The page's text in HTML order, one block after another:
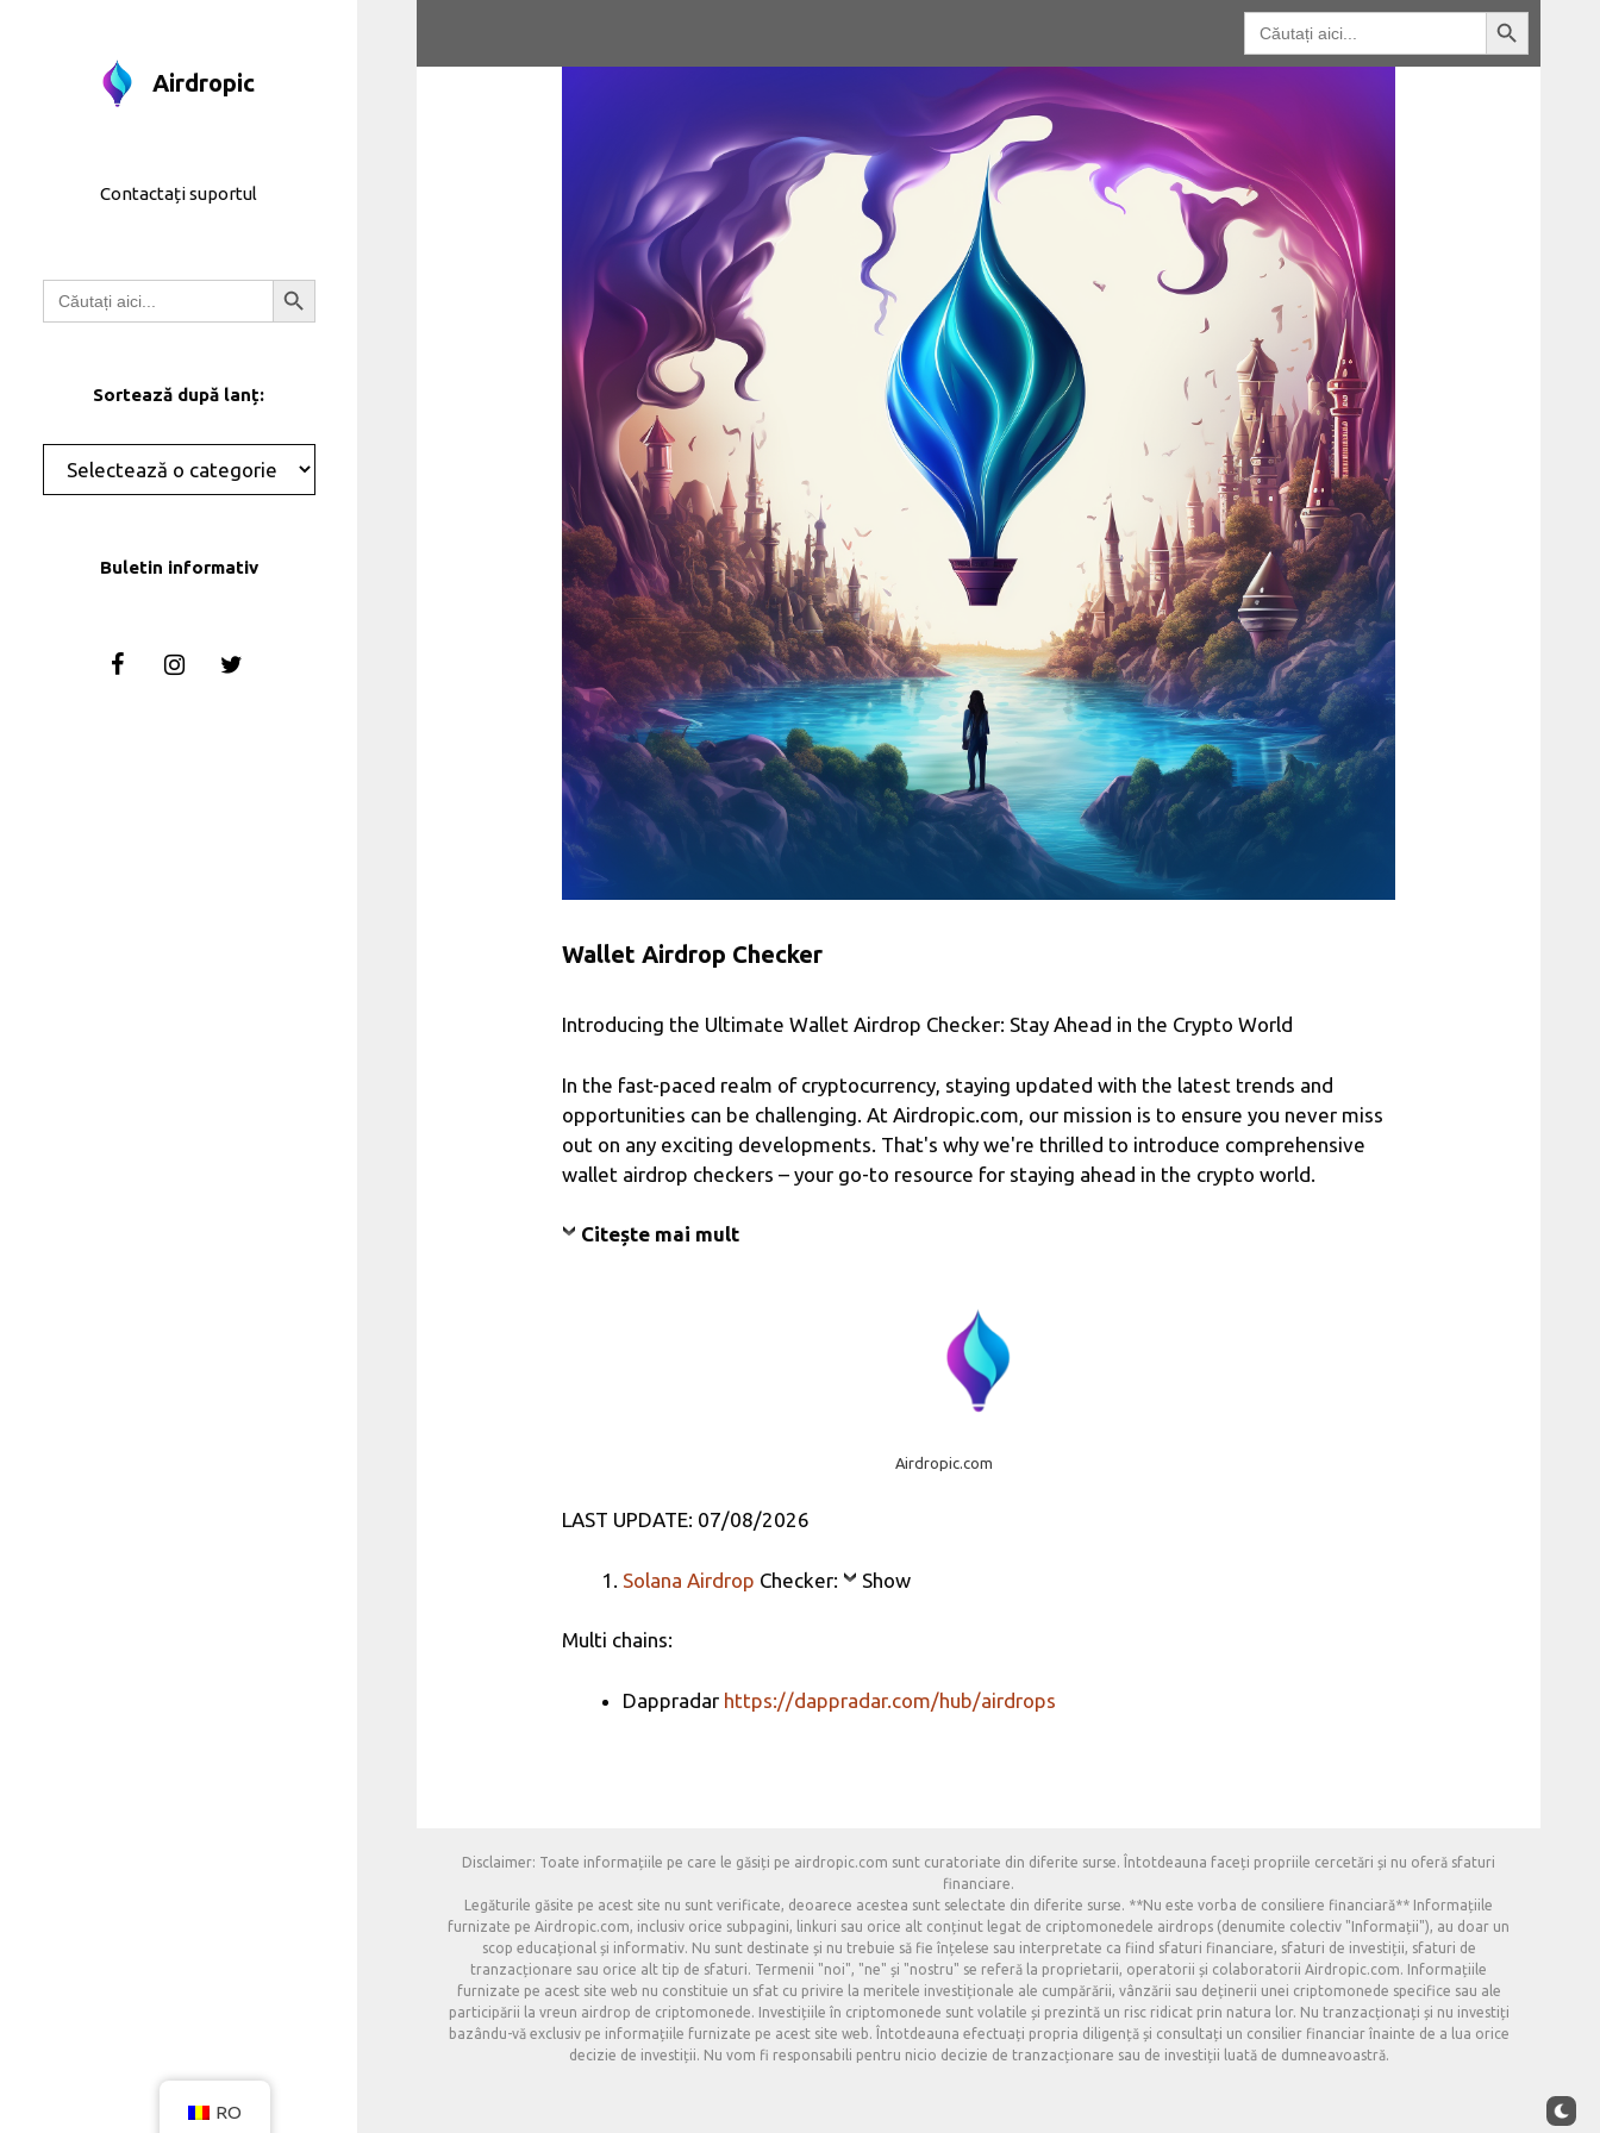
conținut
Căutați: Butonul de căutare
Airdropic
Contactați suportul
Căutați: Butonul de căutare
Sortează după lanț:
Categorii
Buletin informativ
Wallet Airdrop Checker
Introducing the Ultimate Wallet Airdrop Checker: Stay Ahead in the Crypto World
In the fast-paced realm of cryptocurrency, staying updated with the latest trends and
opportunities can be challenging. At Airdropic.com, our mission is to ensure you never miss
out on any exciting developments. That's why we're thrilled to introduce comprehensive
wallet airdrop checkers – your go-to resource for staying ahead in the crypto world.
Citește mai mult
Airdropic.com
LAST UPDATE: 07/08/2026
Solana Airdrop Checker: Show
Multi chains:
Dappradar https://dappradar.com/hub/airdrops
Disclaimer: Toate informațiile pe care le găsiți pe airdropic.com sunt curatoriate din diferite surse. Întotdeauna faceți propriile cercetări și nu oferă sfaturi
financiare.
Legăturile găsite pe acest site nu sunt verificate, deoarece acestea sunt selectate din diferite surse. **Nu este vorba de consiliere financiară** Informațiile
furnizate pe Airdropic.com, inclusiv orice subpagini, linkuri sau orice alt conținut legat de criptomonedele airdrops (denumite colectiv "Informații"), au doar un
scop educațional și informativ. Nu sunt destinate și nu trebuie să fie înțelese sau interpretate ca fiind sfaturi financiare, sfaturi de investiții, sfaturi de
tranzacționare sau orice alt tip de sfaturi. Termenii "noi", "ne" și "nostru" se referă la proprietarii, operatorii și colaboratorii Airdropic.com. Informațiile
furnizate pe acest site web nu constituie un sfat cu privire la meritele investiționale ale cumpărării, vânzării sau deținerii unei criptomonede specifice sau ale
participării la vreun airdrop de criptomonede. Investițiile în criptomonede sunt volatile și prezintă un risc ridicat prin natura lor. Nu tranzacționați și nu investiți
bazându-vă exclusiv pe informațiile furnizate pe acest site web. Întotdeauna efectuați propria diligență și consultați un consilier financiar înainte de a lua orice
decizie de investiții. Nu vom fi responsabili pentru nicio decizie de tranzacționare sau de investiții luată de dumneavoastră.
RO